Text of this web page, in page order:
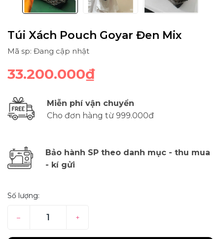
Túi Xách Pouch Goyar Đen Mix
Mã sp: Đang cập nhật
33.200.000₫
Miễn phí vận chuyển
Cho đơn hàng từ 999.000đ
Bảo hành SP theo danh mục - thu mua
- kí gửi
Số lượng:
– +